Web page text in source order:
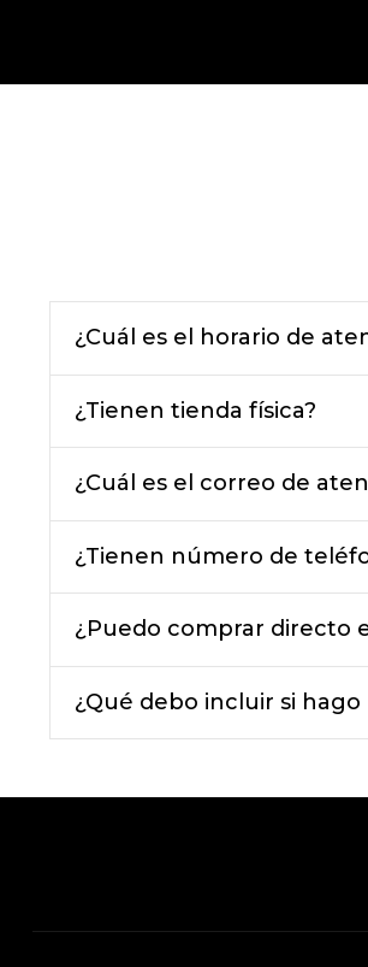
¿Cuál es el horario de
¿Tienen tienda física?
¿Cuál es el correo de
¿Tienen número de
¿Puedo comprar directo
¿Qué debo incluir si